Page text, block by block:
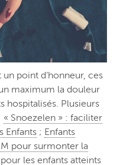
point d’honneur, ces
maximum la douleur
hospitalisés. Plusieurs
« Snoezelen » : faciliter
Enfants ; Enfants
pour surmonter la
les enfants atteints